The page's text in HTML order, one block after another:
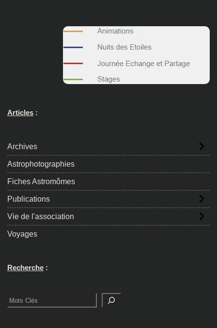
Articles :
Archives
Astrophotographies
Fiches Astromômes
Publications
Vie de l'association
Voyages
Recherche :
Rechercher